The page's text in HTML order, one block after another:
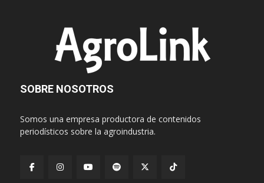
SOBRE NOSOTROS
Somos una empresa productora de contenidos
periodísticos sobre la agroindustria.